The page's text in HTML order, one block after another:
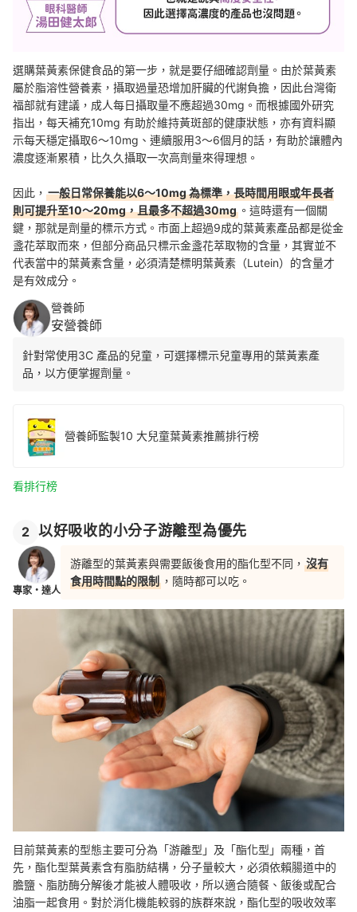
選購葉黃素保健食品的第一步，就是要仔細確認劑量。由於葉黃素
屬於脂溶性營養素，攝取過量恐增加肝臟的代謝負擔，因此台灣衛
福部就有建議，成人每日攝取量不應超過30mg。而根據國外研究
指出，每天補充10mg 有助於維持黃斑部的健康狀態，亦有資料顯
示每天穩定攝取6～10mg、連續服用3～6個月的話，有助於讓體內
濃度逐漸累積，比久久攝取一次高劑量來得理想。
因此， 一般日常保養能以6～10mg 為標準，長時間用眼或年長者
則可提升至10～20mg，且最多不超過30mg 。這時還有一個關
鍵，那就是劑量的標示方式。市面上超過9成的葉黃素產品都是從金
盞花萃取而來，但部分商品只標示金盞花萃取物的含量，其實並不
代表當中的葉黃素含量，必須清楚標明葉黃素（Lutein）的含量才
是有效成分。
營養師
安營養師
針對常使用3C 產品的兒童，可選擇標示兒童專用的葉黃素產
品，以方便掌握劑量。
營養師監製10 大兒童葉黃素推薦排行榜
看排行榜
2 以好吸收的小分子游離型為優先
專家・達人
游離型的葉黃素與需要飯後食用的酯化型不同， 沒有
食用時間點的限制 ，隨時都可以吃。
目前葉黃素的型態主要可分為「游離型」及「酯化型」兩種，首
先，酯化型葉黃素含有脂肪結構，分子量較大，必須依賴腸道中的
膽鹽、脂肪酶分解後才能被人體吸收，所以適合隨餐、飯後或配合
油脂一起食用。對於消化機能較弱的族群來說，酯化型的吸收效率